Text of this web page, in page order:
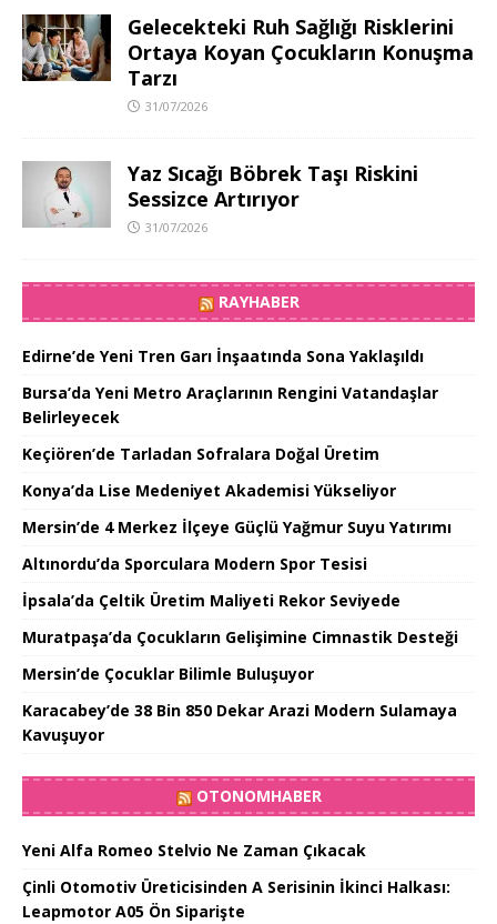
Gelecekteki Ruh Sağlığı Risklerini
Ortaya Koyan Çocukların Konuşma
Tarzı
31/07/2026
Yaz Sıcağı Böbrek Taşı Riskini
Sessizce Artırıyor
31/07/2026
RAYHABER
Edirne’de Yeni Tren Garı İnşaatında Sona Yaklaşıldı
Bursa’da Yeni Metro Araçlarının Rengini Vatandaşlar
Belirleyecek
Keçiören’de Tarladan Sofralara Doğal Üretim
Konya’da Lise Medeniyet Akademisi Yükseliyor
Mersin’de 4 Merkez İlçeye Güçlü Yağmur Suyu Yatırımı
Altınordu’da Sporculara Modern Spor Tesisi
İpsala’da Çeltik Üretim Maliyeti Rekor Seviyede
Muratpaşa’da Çocukların Gelişimine Cimnastik Desteği
Mersin’de Çocuklar Bilimle Buluşuyor
Karacabey’de 38 Bin 850 Dekar Arazi Modern Sulamaya
Kavuşuyor
OTONOMHABER
Yeni Alfa Romeo Stelvio Ne Zaman Çıkacak
Çinli Otomotiv Üreticisinden A Serisinin İkinci Halkası:
Leapmotor A05 Ön Siparişte